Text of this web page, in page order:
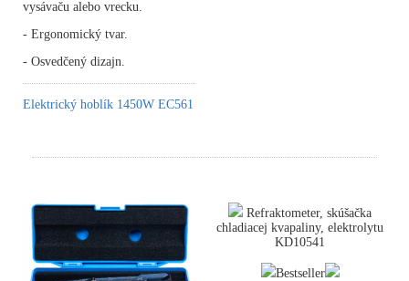
vysávaču alebo vrecku.
- Ergonomický tvar.
- Osvedčený dizajn.
Elektrický hoblík 1450W EC561
Refraktometer, skúšačka
chladiacej kvapaliny, elektrolytu
KD10541
Bestseller